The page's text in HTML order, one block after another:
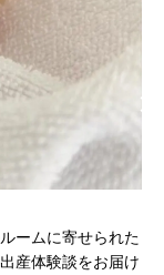
ームに寄せられた
産体験談をお届け